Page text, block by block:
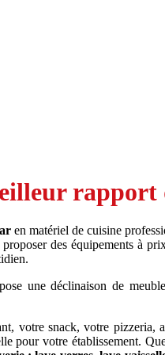
en matériel de cuisine
des équipements à
une déclinaison de
votre snack, votre pizzeria,
pour votre établissement.